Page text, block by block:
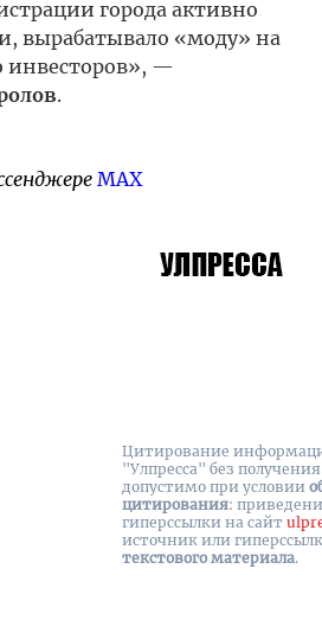
города активно
вырабатывало «моду» на
инвесторов», —
.
MAX
Цитирование
"Улпресса" без
допустимо при условии
цитирования:
гиперссылки на cайт
источник или
текстового материала.